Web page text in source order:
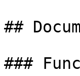
##
###